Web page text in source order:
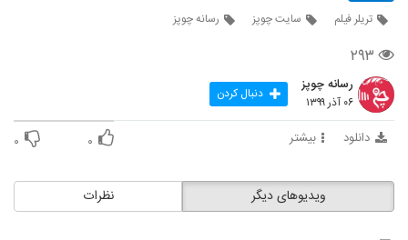
تریلر فیلم
سایت چوپز رسانه چوپز
۲۹۳
رسانه چوپز
۰۶ آذر ۱۳۹۹ دنبال کردن
دانلود بیشتر ۰ ۰
نظرات ویدیوهای دیگر